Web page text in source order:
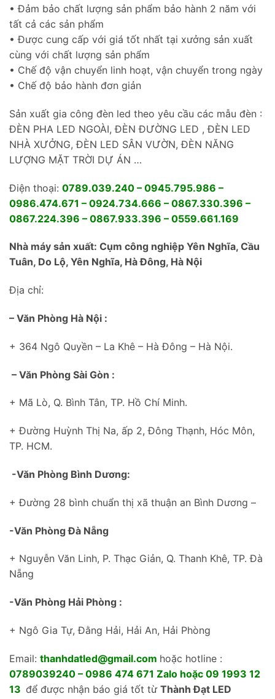
• Đảm bảo chất lượng sản phẩm bảo hành 2 năm với
tất cả các sản phẩm
• Được cung cấp với giá tốt nhất tại xưởng sản xuất
cùng với chất lượng sản phẩm
• Chế độ vận chuyển linh hoạt, vận chuyển trong ngày
• Chế độ bảo hành đơn giản
Sản xuất gia công đèn led theo yêu cầu các mẫu đèn :
ĐÈN PHA LED NGOÀI, ĐÈN ĐƯỜNG LED , ĐÈN LED
NHÀ XƯỞNG, ĐÈN LED SÂN VƯỜN, ĐÈN NĂNG
LƯỢNG MẶT TRỜI DỰ ÁN …
Điện thoại: 0789.039.240 – 0945.795.986 –
0986.474.671 – 0924.734.666 – 0867.330.396 –
0867.224.396 – 0867.933.396 – 0559.661.169
Nhà máy sản xuất: Cụm công nghiệp Yên Nghĩa, Cầu
Tuân, Do Lộ, Yên Nghĩa, Hà Đông, Hà Nội
Địa chỉ:
– Văn Phòng Hà Nội :
+ 364 Ngô Quyền – La Khê – Hà Đông – Hà Nội.
– Văn Phòng Sài Gòn :
+ Mã Lò, Q. Bình Tân, TP. Hồ Chí Minh.
+ Đường Huỳnh Thị Na, ấp 2, Đông Thạnh, Hóc Môn,
TP. HCM.
-Văn Phòng Bình Dương:
+ Đường 28 bình chuẩn thị xã thuận an Bình Dương –
-Văn Phòng Đà Nẵng
+ Nguyễn Văn Linh, P. Thạc Giản, Q. Thanh Khê, TP. Đà
Nẵng
-Văn Phòng Hải Phòng :
+ Ngô Gia Tự, Đằng Hải, Hải An, Hải Phòng
Email: thanhdatled@gmail.com hoặc hotline :
0789039240 – 0986 474 671 Zalo hoặc 09 1993 12
13 để được nhận báo giá tốt từ Thành Đạt LED